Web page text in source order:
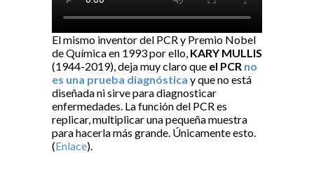
El mismo inventor del PCR y Premio Nobel
de Química en 1993 por ello, KARY MULLIS
(1944-2019), deja muy claro que el PCR no
es una prueba diagnóstica y que no está
diseñada ni sirve para diagnosticar
enfermedades. La función del PCR es
replicar, multiplicar una pequeña muestra
para hacerla más grande. Únicamente esto.
(Enlace).